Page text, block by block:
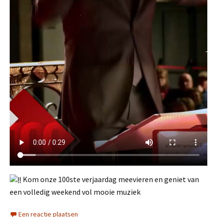
Kom onze 100ste verjaardag meevieren en geniet van
een volledig weekend vol mooie muziek
Een reactie plaatsen